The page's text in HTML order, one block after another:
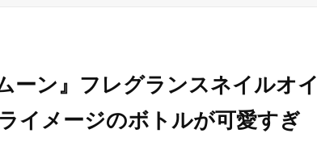
ーン』フレグランスネイルオイ
イメージのボトルが可愛すぎ